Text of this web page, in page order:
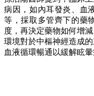
病因，如內耳發炎、血
等，採取多管齊下的藥
度，再決定藥物如何增
環境對於中樞神經造成
血液循環暢通以緩解眩暈